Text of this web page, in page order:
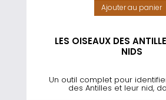
Ajouter au panier
LES OISEAUX DES
NIDS
Un outil complet pour
des Antilles et leur nid,